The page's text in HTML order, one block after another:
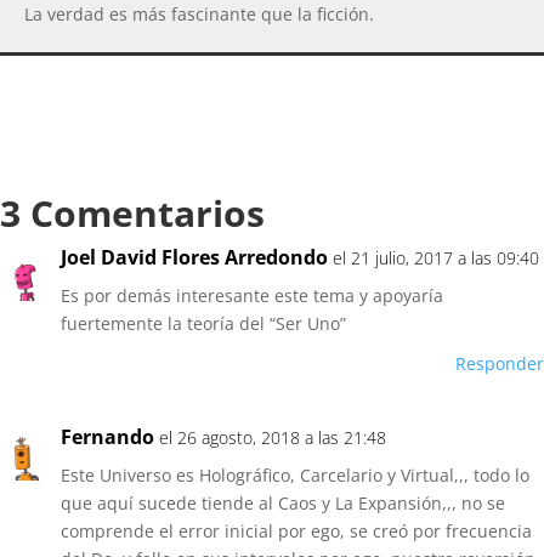
La verdad es más fascinante que la ficción.
3 Comentarios
Joel David Flores Arredondo el 21 julio, 2017 a las 09:40
Es por demás interesante este tema y apoyaría
fuertemente la teoría del “Ser Uno”
Responder
Fernando el 26 agosto, 2018 a las 21:48
Este Universo es Holográfico, Carcelario y Virtual,,, todo lo
que aquí sucede tiende al Caos y La Expansión,,, no se
comprende el error inicial por ego, se creó por frecuencia